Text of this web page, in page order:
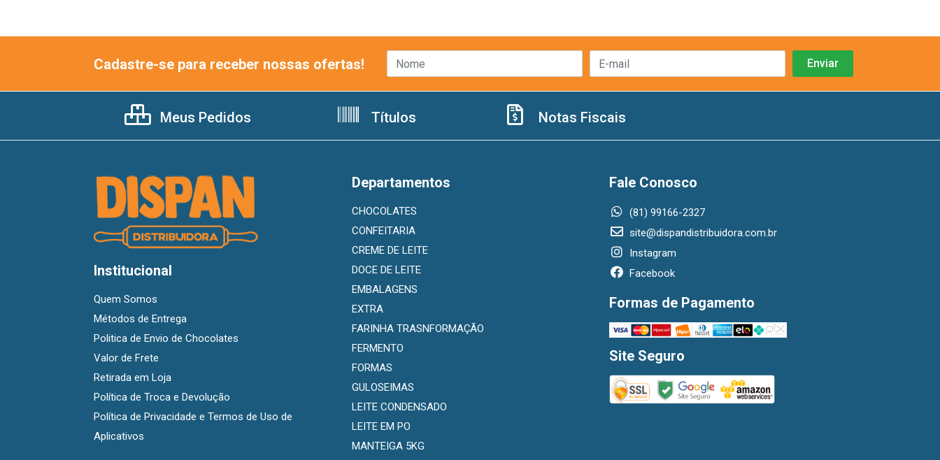
Cadastre-se para receber nossas ofertas!
Meus Pedidos Títulos Notas Fiscais
Institucional
Quem Somos
Métodos de Entrega
Politica de Envio de Chocolates
Valor de Frete
Retirada em Loja
Política de Troca e Devolução
Política de Privacidade e Termos de Uso de
Aplicativos
Departamentos
CHOCOLATES
CONFEITARIA
CREME DE LEITE
DOCE DE LEITE
EMBALAGENS
EXTRA
FARINHA TRASNFORMAÇÃO
FERMENTO
FORMAS
GULOSEIMAS
LEITE CONDENSADO
LEITE EM PO
MANTEIGA 5KG
Fale Conosco
(81) 99166-2327
site@dispandistribuidora.com.br
Instagram
Facebook
Formas de Pagamento
Site Seguro